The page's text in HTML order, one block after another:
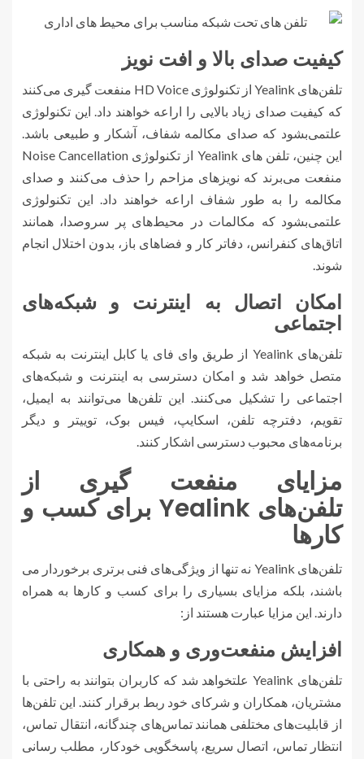
کیفیت صدای بالا و افت نویز
تلفن‌های Yealink از تکنولوژی HD Voice منفعت گیری می‌کنند
که کیفیت صدای زیاد بالایی را اراعه خواهند داد. این تکنولوژی
علتمی‌بشود که صدای مکالمه شفاف، آشکار و طبیعی باشد.
این چنین، تلفن های Yealink از تکنولوژی Noise Cancellation
منفعت می‌برند که نویزهای مزاحم را حذف می‌کنند و صدای
مکالمه را به طور شفاف اراعه خواهند داد. این تکنولوژی
علتمی‌بشود که مکالمات در محیط‌های پر سروصدا، همانند
اتاق‌های کنفرانس، دفاتر کار و فضاهای باز، بدون اختلال انجام
شوند.
امکان اتصال به اینترنت و شبکه‌های
اجتماعی
تلفن‌های Yealink از طریق وای فای یا کابل اینترنت به شبکه
متصل خواهد شد و امکان دسترسی به اینترنت و شبکه‌های
اجتماعی را تشکیل می‌کنند. این تلفن‌ها می‌توانند به ایمیل،
تقویم، دفترچه تلفن، اسکایپ، فیس بوک، توییتر و دیگر
برنامه‌های محبوب دسترسی اشکار کنند.
مزایای منفعت گیری از
تلفن‌های Yealink برای کسب و
کارها
تلفن‌های Yealink نه تنها از ویژگی‌های فنی برتری برخوردار می
باشند، بلکه مزایای بسیاری را برای کسب و کارها به همراه
دارند. این مزایا عبارت هستند از:
افزایش منفعت‌وری و همکاری
تلفن‌های Yealink علتخواهد شد که کاربران بتوانند به راحتی با
مشتریان، همکاران و شرکای خود ربط برقرار کنند. این تلفن‌ها
از قابلیت‌های مختلفی همانند تماس‌های چندگانه، انتقال تماس،
انتظار تماس، اتصال سریع، پاسخگویی خودکار، مطلب رسانی